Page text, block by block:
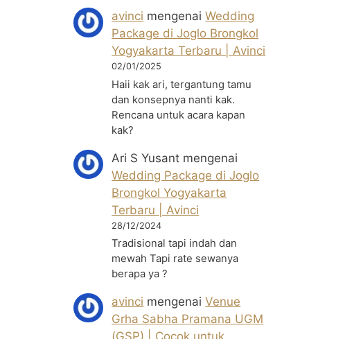
avinci mengenaiWedding
Package di Joglo Brongkol
Yogyakarta Terbaru | Avinci
02/01/2025
Haii kak ari, tergantung tamu
dan konsepnya nanti kak.
Rencana untuk acara kapan
kak?
Ari S Yusant mengenai
Wedding Package di Joglo
Brongkol Yogyakarta
Terbaru | Avinci
28/12/2024
Tradisional tapi indah dan
mewah Tapi rate sewanya
berapa ya ?
avinci mengenaiVenue
Grha Sabha Pramana UGM
(GSP) | Cocok untuk